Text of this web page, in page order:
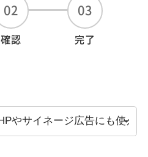
02
確認
03
完了